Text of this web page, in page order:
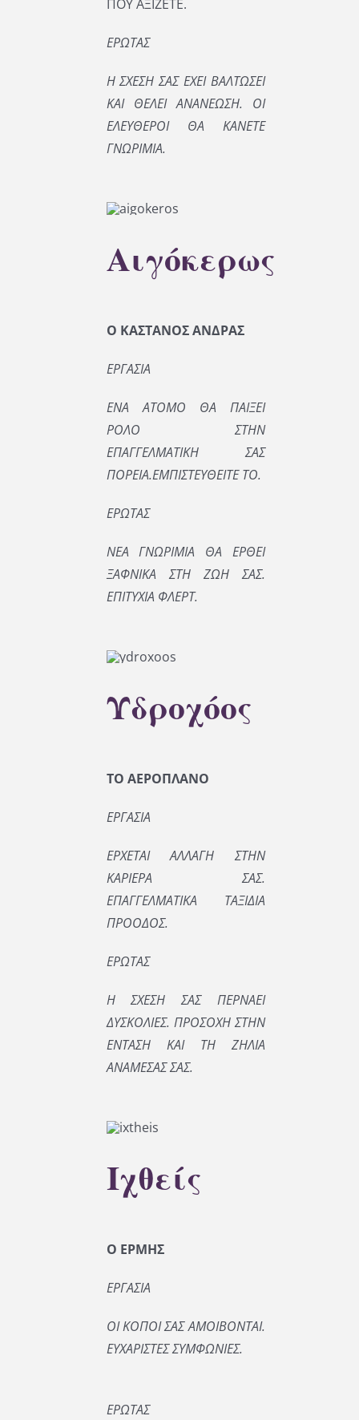
ΠΟΥ ΑΞΙΖΕΤΕ.
ΕΡΩΤΑΣ
Η ΣΧΕΣΗ ΣΑΣ ΕΧΕΙ ΒΑΛΤΩΣΕΙ
ΚΑΙ ΘΕΛΕΙ ΑΝΑΝΕΩΣΗ. ΟΙ
ΕΛΕΥΘΕΡΟΙ ΘΑ ΚΑΝΕΤΕ
ΓΝΩΡΙΜΙΑ.
Αιγόκερως
Ο ΚΑΣΤΑΝΟΣ ΑΝΔΡΑΣ
ΕΡΓΑΣΙΑ
ΕΝΑ ΑΤΟΜΟ ΘΑ ΠΑΙΞΕΙ
ΡΟΛΟ ΣΤΗΝ
ΕΠΑΓΓΕΛΜΑΤΙΚΗ ΣΑΣ
ΠΟΡΕΙΑ.ΕΜΠΙΣΤΕΥΘΕΙΤΕ ΤΟ.
ΕΡΩΤΑΣ
ΝΕΑ ΓΝΩΡΙΜΙΑ ΘΑ ΕΡΘΕΙ
ΞΑΦΝΙΚΑ ΣΤΗ ΖΩΗ ΣΑΣ.
ΕΠΙΤΥΧΙΑ ΦΛΕΡΤ.
Υδροχόος
ΤΟ ΑΕΡΟΠΛΑΝΟ
ΕΡΓΑΣΙΑ
ΕΡΧΕΤΑΙ ΑΛΛΑΓΗ ΣΤΗΝ
ΚΑΡΙΕΡΑ ΣΑΣ.
ΕΠΑΓΓΕΛΜΑΤΙΚΑ ΤΑΞΙΔΙΑ
ΠΡΟΟΔΟΣ.
ΕΡΩΤΑΣ
Η ΣΧΕΣΗ ΣΑΣ ΠΕΡΝΑΕΙ
ΔΥΣΚΟΛΙΕΣ. ΠΡΟΣΟΧΗ ΣΤΗΝ
ΕΝΤΑΣΗ ΚΑΙ ΤΗ ΖΗΛΙΑ
ΑΝΑΜΕΣΑΣ ΣΑΣ.
Ιχθείς
Ο ΕΡΜΗΣ
ΕΡΓΑΣΙΑ
ΟΙ ΚΟΠΟΙ ΣΑΣ ΑΜΟΙΒΟΝΤΑΙ.
ΕΥΧΑΡΙΣΤΕΣ ΣΥΜΦΩΝΙΕΣ.
ΕΡΩΤΑΣ